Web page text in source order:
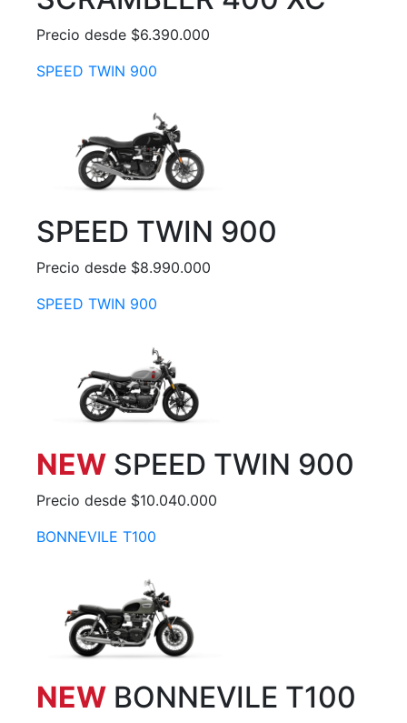
Precio desde $6.390.000
SPEED TWIN 900
SPEED TWIN 900
Precio desde $8.990.000
SPEED TWIN 900
NEW SPEED TWIN 900
Precio desde $10.040.000
BONNEVILE T100
NEW BONNEVILE T100